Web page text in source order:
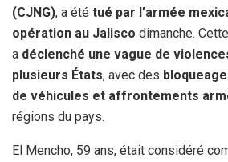
(CJNG), a été tué par l’armée
opération au Jalisco dimanche.
a déclenché une vague de
plusieurs États, avec des
de véhicules et affrontements
régions du pays.
El Mencho, 59 ans, était considéré